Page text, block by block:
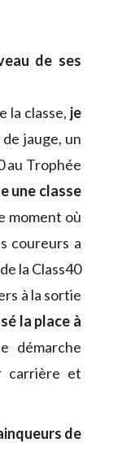
de ses
la classe, je
jauge, un
au Trophée
une classe
moment où
coureurs a
la Class40
à la sortie
la place à
démarche
carrière et
de